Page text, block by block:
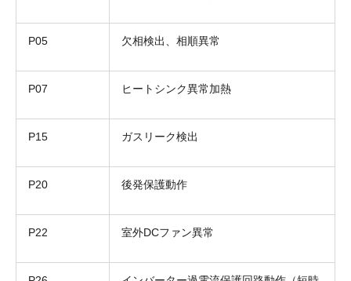
P05 欠相検出、相順異常
P07 ヒートシンク異常加熱
P15 ガスリーク検出
P20 後発保護動作
P22 室外DCファン異常